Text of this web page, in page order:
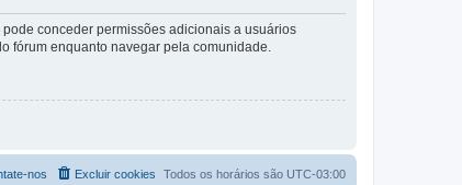
conceder permissões adicionais a usuários
fórum enquanto navegar pela comunidade.
Todos os horários são UTC-03:00
Excluir cookies
nos